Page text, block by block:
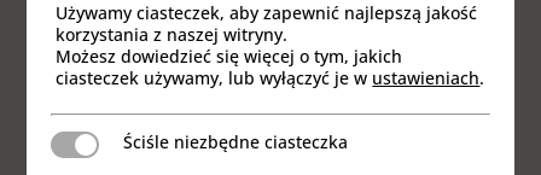
Ostatnie wpisy
Używamy ciasteczek, aby zapewnić najlepszą jakość
korzystania z naszej witryny.
Możesz dowiedzieć się więcej o tym, jakich
ciasteczek używamy, lub wyłączyć je w ustawieniach.
Ściśle niezbędne ciasteczka
Ściśle niezbędne ciasteczka